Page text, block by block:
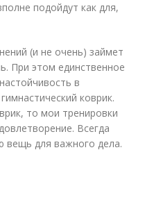
подойдут как для,
(и не очень) займет
При этом единственное
в
коврик.
то мои тренировки
Всегда
вещь для важного дела.